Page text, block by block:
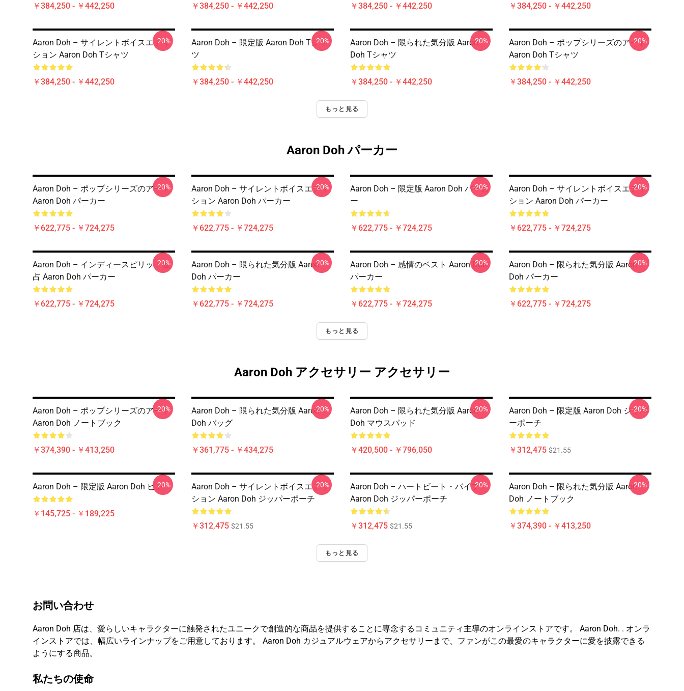
￥384,250 - ￥442,250 ￥384,250 - ￥442,250 ￥384,250 - ￥442,250 ￥384,250 - ￥442,250
Aaron Doh – サイレントボイスエディ
ション Aaron Doh Tシャツ
￥384,250 - ￥442,250
-20%
Aaron Doh – 限定版 Aaron Doh Tシャ
ツ
￥384,250 - ￥442,250
-20%
Aaron Doh – 限られた気分版 Aaron
Doh Tシャツ
￥384,250 - ￥442,250
-20%
Aaron Doh – ポップシリーズのアート
Aaron Doh Tシャツ
￥384,250 - ￥442,250
-20%
もっと見る
Aaron Doh パーカー
Aaron Doh – ポップシリーズのアート
Aaron Doh パーカー
￥622,775 - ￥724,275
-20%
Aaron Doh – サイレントボイスエディ
ション Aaron Doh パーカー
￥622,775 - ￥724,275
-20%
Aaron Doh – 限定版 Aaron Doh パーカ
ー
￥622,775 - ￥724,275
-20%
Aaron Doh – サイレントボイスエディ
ション Aaron Doh パーカー
￥622,775 - ￥724,275
-20%
Aaron Doh – インディースピリット独
占 Aaron Doh パーカー
￥622,775 - ￥724,275
-20%
Aaron Doh – 限られた気分版 Aaron
Doh パーカー
￥622,775 - ￥724,275
-20%
Aaron Doh – 感情のベスト Aaron Doh
パーカー
￥622,775 - ￥724,275
-20%
Aaron Doh – 限られた気分版 Aaron
Doh パーカー
￥622,775 - ￥724,275
-20%
もっと見る
Aaron Doh アクセサリー アクセサリー
Aaron Doh – ポップシリーズのアート
Aaron Doh ノートブック
￥374,390 - ￥413,250
-20%
Aaron Doh – 限られた気分版 Aaron
Doh バッグ
￥361,775 - ￥434,275
-20%
Aaron Doh – 限られた気分版 Aaron
Doh マウスパッド
￥420,500 - ￥796,050
-20%
Aaron Doh – 限定版 Aaron Doh ジッパ
ーポーチ
￥312,475 $21.55
-20%
Aaron Doh – 限定版 Aaron Doh ピン
￥145,725 - ￥189,225
-20%
Aaron Doh – サイレントボイスエディ
ション Aaron Doh ジッパーポーチ
￥312,475 $21.55
-20%
Aaron Doh – ハートビート・バイブ
Aaron Doh ジッパーポーチ
￥312,475 $21.55
-20%
Aaron Doh – 限られた気分版 Aaron
Doh ノートブック
￥374,390 - ￥413,250
-20%
もっと見る
お問い合わせ
Aaron Doh 店は、愛らしいキャラクターに触発されたユニークで創造的な商品を提供することに専念するコミュニティ主導のオンラインストアです。 Aaron Doh. . オンラ
インストアでは、幅広いラインナップをご用意しております。 Aaron Doh カジュアルウェアからアクセサリーまで、ファンがこの最愛のキャラクターに愛を披露できる
ようにする商品。
私たちの使命